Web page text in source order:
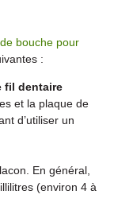
bouche pour
:
fil dentaire
et la plaque de
d’utiliser un
En général,
(environ 4 à